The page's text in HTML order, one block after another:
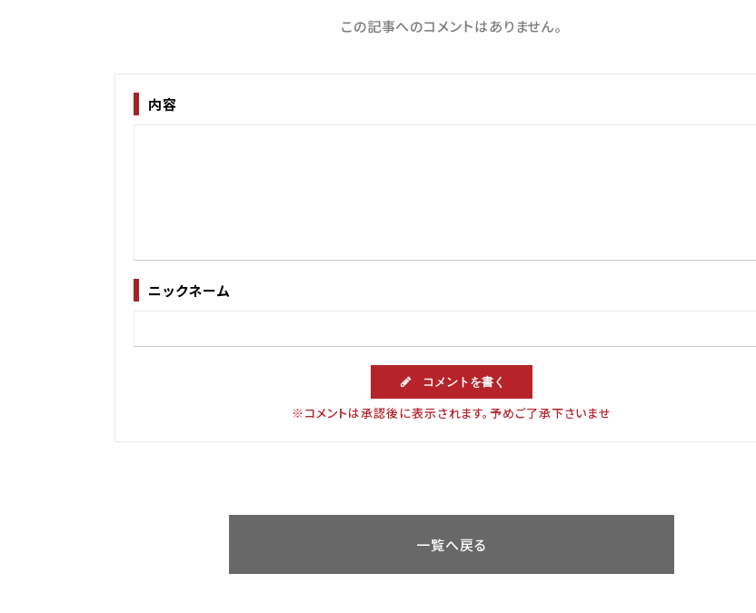
この記事へのコメントはありません。
ニックネーム
内容
コメントを書く
※コメントは承認後に表示されます。予めご了承下さいませ
一覧へ戻る